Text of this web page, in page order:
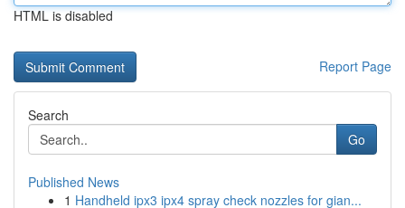
HTML is disabled
Report Page
Search
Go
Published News
1 Handheld ipx3 ipx4 spray check nozzles for gian...